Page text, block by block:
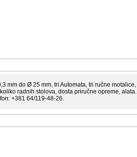
mm do Ø 25 mm, tri Automata, tri ručne motalice,
radnih stolova, dosta priručne opreme, alata.
+381 64/119-48-26.